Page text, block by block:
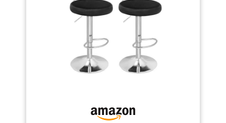
de qualité, d’une structure en
acier chromé et d’une base
robuste de 45 cm, chaque
confiance jusqu’à 120 kg.
Profitez d’une stabilité assurée,
360° [Réglable et pivotant]
Adaptez votre confort grâce à
une amplitude de réglage en
d’apprécier votre position
antidérapante : La base de 41
cm de diamètre assure la
sous la base de la chaise
protège votre sol et limite les
déplacement Montage facile,
confort immédiat : Ces
tabourets réglables sont livrés